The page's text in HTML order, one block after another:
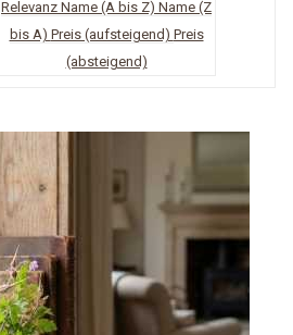
Relevanz Name (A bis Z) Name (Z
bis A) Preis (aufsteigend) Preis
(absteigend)